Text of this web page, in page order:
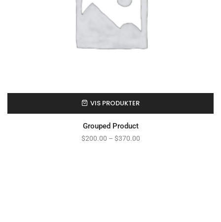
VIS PRODUKTER
Grouped Product
$200.00 – $370.00